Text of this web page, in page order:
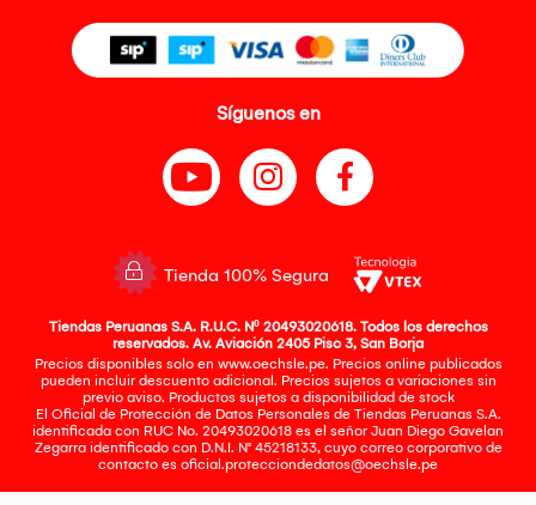
Síguenos en
Tienda 100% Segura
Tiendas Peruanas S.A. R.U.C. Nº 20493020618. Todos los derechos
reservados. Av. Aviación 2405 Piso 3, San Borja
Precios disponibles solo en www.oechsle.pe. Precios online publicados
pueden incluir descuento adicional. Precios sujetos a variaciones sin
previo aviso. Productos sujetos a disponibilidad de stock
El Oficial de Protección de Datos Personales de Tiendas Peruanas S.A.
identificada con RUC No. 20493020618 es el señor Juan Diego Gavelan
Zegarra identificado con D.N.I. N° 45218133, cuyo correo corporativo de
contacto es oficial.protecciondedatos@oechsle.pe